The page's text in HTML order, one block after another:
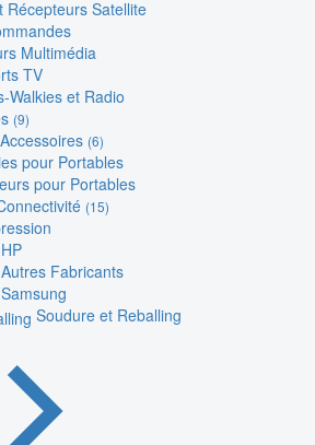
Récepteurs Satellite
Multimédia
TV
Walkies et Radio
(9)
(6)
pour Portables
pour Portables
(15)
Fabricants
Soudure et Reballing